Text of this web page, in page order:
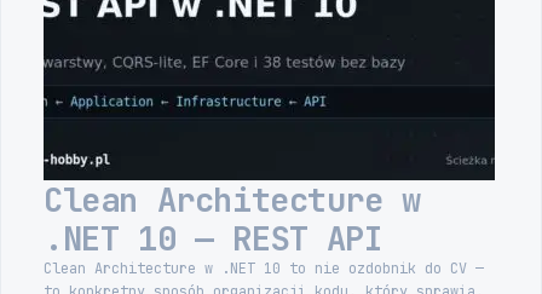
Clean Architecture w
.NET 10 — REST API
Clean Architecture w .NET 10 to nie ozdobnik do CV —